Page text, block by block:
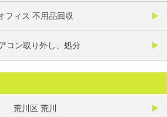
フィス 不用品回収
コン取り外し、処分
荒川区 荒川